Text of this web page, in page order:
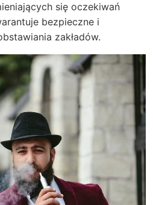
się oczekiwań
bezpieczne i
zakładów.